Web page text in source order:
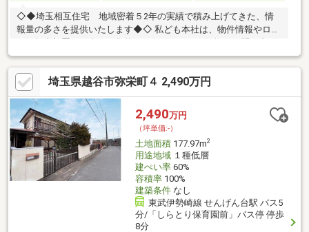
◇◆埼玉相互住宅 地域密着５2年の実績で積み上げてきた、情
報量の多さを提供いたします◆◇ 私ども本社は、物件情報やロー
ンの担当部署など全てが集約されています。お気軽にお問い合わ
せください。
埼玉県越谷市弥栄町４ 2,490万円
2,490万円
（坪単価:-）
土地面積177.97m2
用途地域１種低層
建ぺい率60%
容積率100%
建築条件なし
東武伊勢崎線 せんげん台駅 バス5
分/「しらとり保育園前」バス停 停歩
8分